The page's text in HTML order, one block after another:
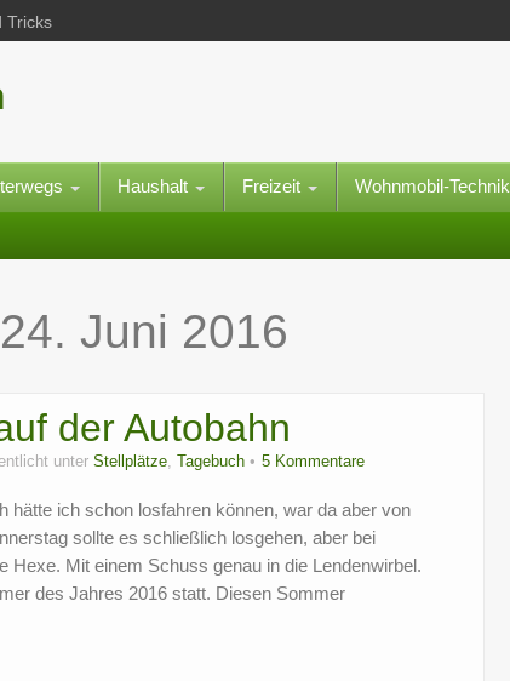
Tricks
Haushalt Freizeit Wohnmobil-Technik
24. Juni 2016
der Autobahn
unter Stellplätze, Tagebuch 5 Kommentare
ich schon losfahren können, war da aber von
sollte es schließlich losgehen, aber bei
Mit einem Schuss genau in die Lendenwirbel.
des Jahres 2016 statt. Diesen Sommer